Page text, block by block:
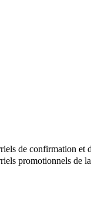
de confirmation
promotionnels